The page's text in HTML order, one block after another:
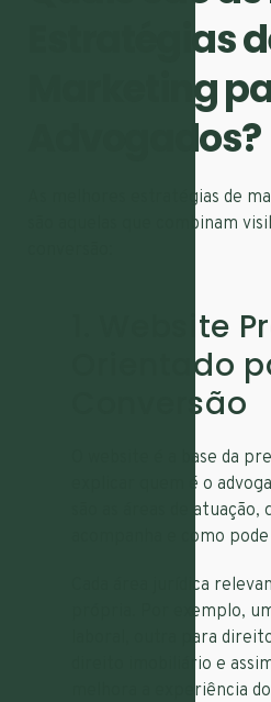
Estratégias
Marketing
Advogados?
As melhores estratégias de
são aquelas que combinam
1. Website
Orientado
Conversão
O website é a base da
explicar quem é o
são as áreas de
acompanha e como
Cada área jurídica
própria. Por exemplo,
laboral, outra para
direito imobiliário e
melhora a experiência